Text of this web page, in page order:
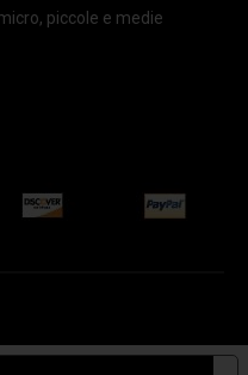
piccole e medie